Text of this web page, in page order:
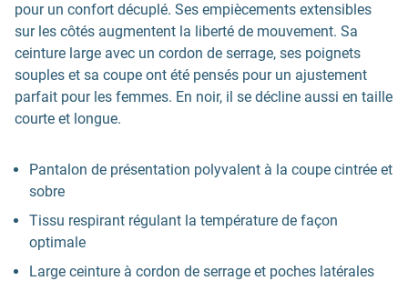
pour un confort décuplé. Ses empiècements extensibles
sur les côtés augmentent la liberté de mouvement. Sa
ceinture large avec un cordon de serrage, ses poignets
souples et sa coupe ont été pensés pour un ajustement
parfait pour les femmes. En noir, il se décline aussi en taille
courte et longue.
Pantalon de présentation polyvalent à la coupe cintrée et
sobre
Tissu respirant régulant la température de façon
optimale
Large ceinture à cordon de serrage et poches latérales